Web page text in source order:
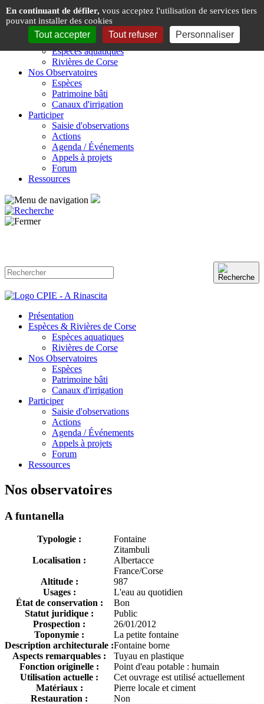
Présentation
Espèces & Rivières de Corse
Espèces aquatiques
Rivières de Corse
Nos Observatoires
Espèces
Patrimoine bâti
Canaux d'irrigation
Participer
Saisie d'observations
Actions
Agenda / Événements
Appels à projets
Forum
Ressources
Présentation
Espèces & Rivières de Corse
Espèces aquatiques
Rivières de Corse
Nos Observatoires
Espèces
Patrimoine bâti
Canaux d'irrigation
Participer
Saisie d'observations
Actions
Agenda / Événements
Appels à projets
Forum
Ressources
Nos observatoires
A funtanella
Typologie : Fontaine
Localisation :
Zitambuli
Albertacce
France/Corse
Altitude :
987
Usages :
L'eau au quotidien
État de conservation :
Bon
Statut juridique :
Public
Prospection :
26/01/2012
Toponymie :
La petite fontaine
Description architecturale :Fontaine borne
Aspects remarquables :
Tuyau en plastique
Fonction originelle :
Point d'eau potable : humain
Utilisation actuelle :
Cet ouvrage est utilisé actuellement
Matériaux :
Pierre locale et ciment
Restauration :
Non
Panneau de gestion des cookies
En continuant de défiler, vous acceptez l'utilisation de services tiers
pouvant installer des cookies
Tout accepter Tout refuser Personnaliser